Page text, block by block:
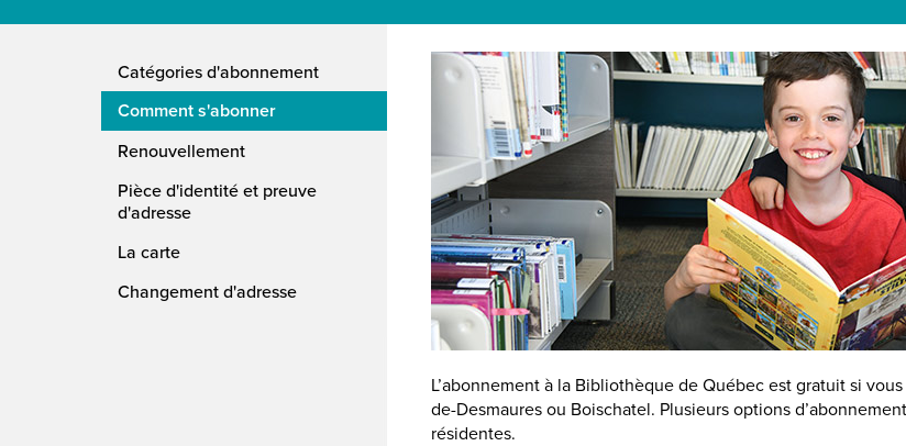
Catégories d'abonnement
Comment s'abonner
Renouvellement
Pièce d'identité et preuve
d'adresse
La carte
Changement d'adresse
L’abonnement à la Bibliothèque de Québec est gratuit si
de-Desmaures ou Boischatel. Plusieurs options
résidentes.